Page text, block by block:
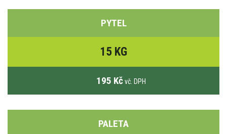
PYTEL
15 KG
195 Kč vč. DPH
PALETA